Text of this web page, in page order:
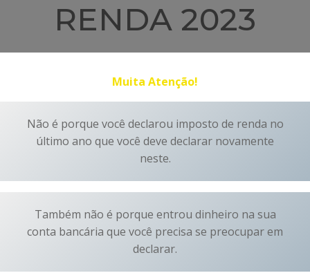
RENDA 2023
Muita Atenção!
Não é porque você declarou imposto de renda no
último ano que você deve declarar novamente
neste.
Também não é porque entrou dinheiro na sua
conta bancária que você precisa se preocupar em
declarar.